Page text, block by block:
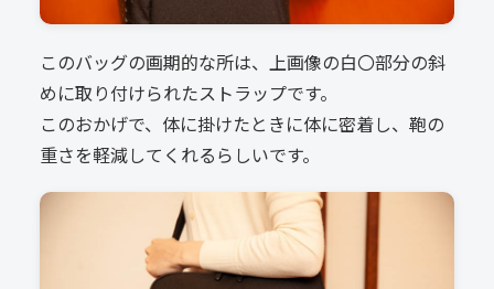
このバッグの画期的な所は、上画像の白〇部分の斜
めに取り付けられたストラップです。
このおかげで、体に掛けたときに体に密着し、鞄の
重さを軽減してくれるらしいです。